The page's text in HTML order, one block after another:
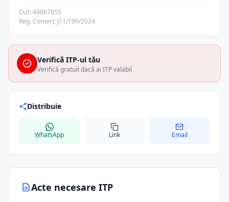
Acte necesare ITP
CUI: 49867855
Reg. Comerț: J11/199/2024
Verifică ITP-ul tău
Verifică gratuit dacă ai ITP valabil
Distribuie
WhatsApp Link Email